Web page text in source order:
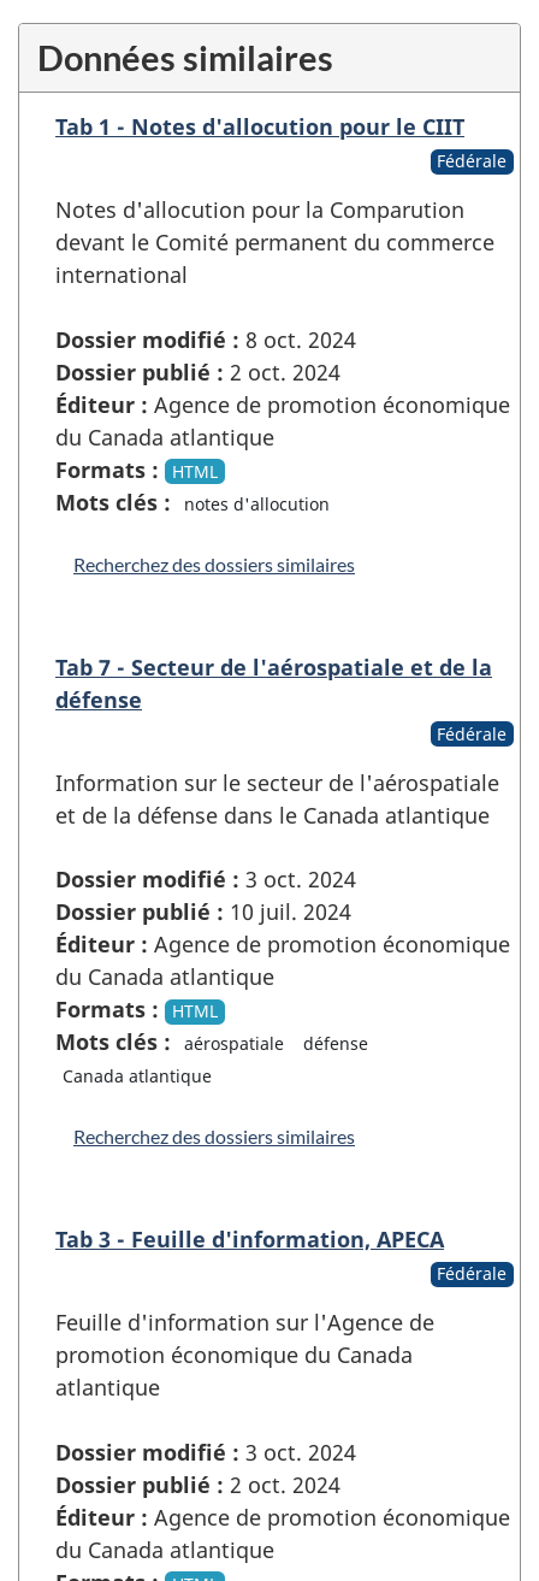
Données similaires
Tab 1 - Notes d'allocution pour le CIIT
Fédérale
Notes d'allocution pour la Comparution
devant le Comité permanent du commerce
international
Dossier modifié : 8 oct. 2024
Dossier publié : 2 oct. 2024
Éditeur : Agence de promotion économique
du Canada atlantique
Formats :
HTML
Mots clés : notes d'allocution
Recherchez des dossiers similaires
Tab 7 - Secteur de l'aérospatiale et de la
défense
Fédérale
Information sur le secteur de l'aérospatiale
et de la défense dans le Canada atlantique
Dossier modifié : 3 oct. 2024
Dossier publié : 10 juil. 2024
Éditeur : Agence de promotion économique
du Canada atlantique
Formats :
HTML
Mots clés : aérospatiale
défense
Canada atlantique
Recherchez des dossiers similaires
Tab 3 - Feuille d'information, APECA
Fédérale
Feuille d'information sur l'Agence de
promotion économique du Canada
atlantique
Dossier modifié : 3 oct. 2024
Dossier publié : 2 oct. 2024
Éditeur : Agence de promotion économique
du Canada atlantique